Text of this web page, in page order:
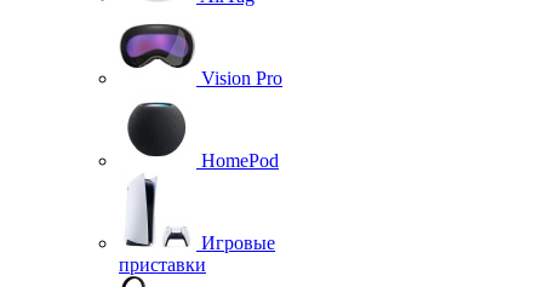
Vision Pro
HomePod
Игровые
приставки